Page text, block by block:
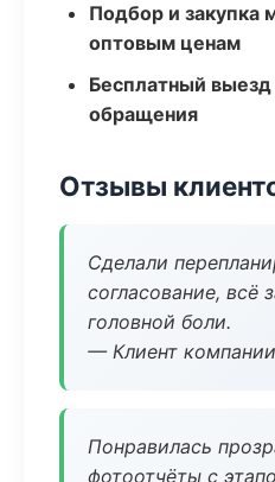
Подбор и закупка
оптовым ценам
Бесплатный выезд
обращения
Отзывы
Сделали
согласование, всё
головной боли.
— Клиент компании
Понравилась
фотоотчёты с